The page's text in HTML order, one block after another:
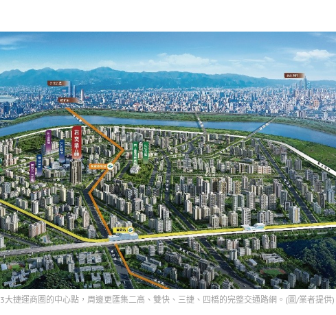
大捷運商圈的中心點，周邊更匯集二高、雙快、三捷、四橋的完整交通路網。(圖/業者提供)